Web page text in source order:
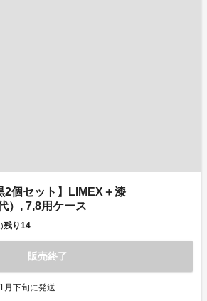
2個セット】LIMEX＋漆
）, 7,8用ケース
残り14
販売終了
月下旬に発送